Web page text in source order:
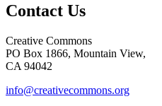
Contact Us
Creative Commons
PO Box 1866, Mountain View,
CA 94042
info@creativecommons.org